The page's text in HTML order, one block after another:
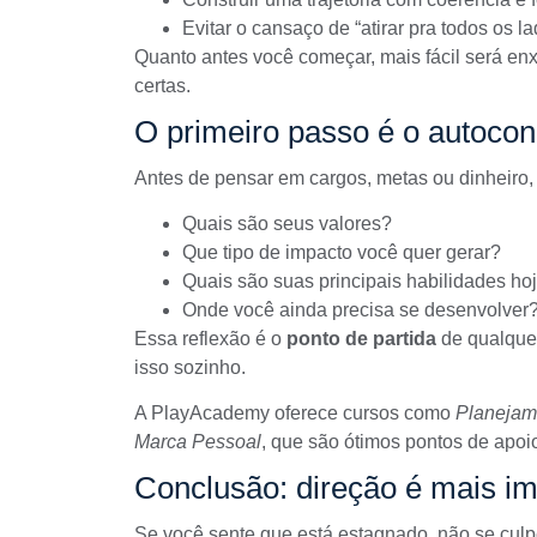
Evitar o cansaço de “atirar pra todos os
Quanto antes você começar, mais fácil será
certas.
O primeiro passo é o
Antes de pensar em cargos, metas ou
Quais são seus valores?
Que tipo de impacto você quer gerar?
Quais são suas principais habilidades
Onde você ainda precisa se
Essa reflexão é o ponto de partida de
isso sozinho.
A PlayAcademy oferece cursos como
Marca Pessoal, que são ótimos pontos de
Conclusão: direção é mais